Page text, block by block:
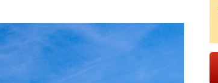
badorter, vita kritklippor och
Passa på att göra bilutflykter och gå
atmosfären i Nationalpark
ligger också Königsstuhl som